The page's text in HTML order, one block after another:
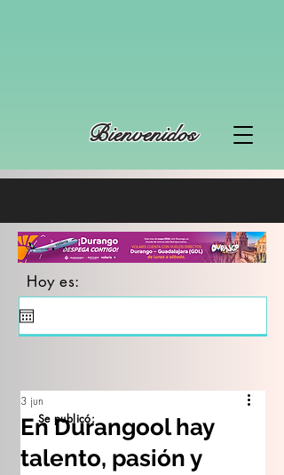
Bienvenidos
Hoy es:
En Durangool hay
talento, pasión y
3 jun
Se publicó: